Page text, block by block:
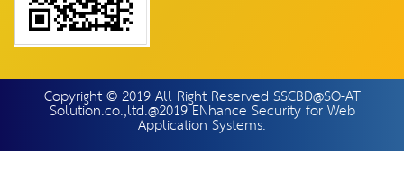
Copyright © 2019 All Right Reserved SSCBD@SO-AT
Solution.co.,ltd.@2019 ENhance Security for Web
Application Systems.